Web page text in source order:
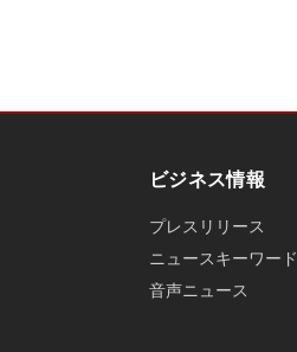
ビジネス情報
プレスリリース
ニュースキーワード
音声ニュース